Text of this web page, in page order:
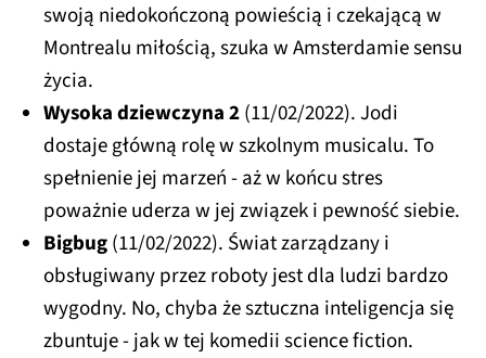
swoją niedokończoną powieścią i czekającą w
Montrealu miłością, szuka w Amsterdamie sensu
życia.
Wysoka dziewczyna 2(11/02/2022). Jodi
dostaje główną rolę w szkolnym musicalu. To
spełnienie jej marzeń - aż w końcu stres
poważnie uderza w jej związek i pewność siebie.
Bigbug(11/02/2022). Świat zarządzany i
obsługiwany przez roboty jest dla ludzi bardzo
wygodny. No, chyba że sztuczna inteligencja się
zbuntuje - jak w tej komedii science fiction.